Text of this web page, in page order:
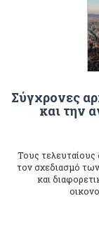
Σύγχρονες
και την
Τους τελευταίους
τον σχεδιασμό
και